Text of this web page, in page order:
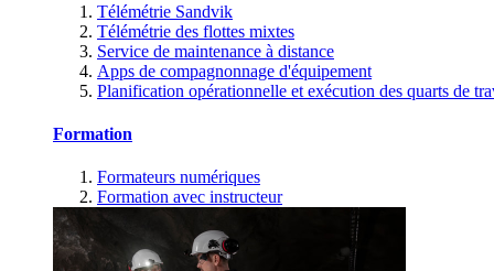
Télémétrie Sandvik
Télémétrie des flottes mixtes
Service de maintenance à distance
Apps de compagnonnage d'équipement
Planification opérationnelle et exécution des quarts de
Formation
Formateurs numériques
Formation avec instructeur